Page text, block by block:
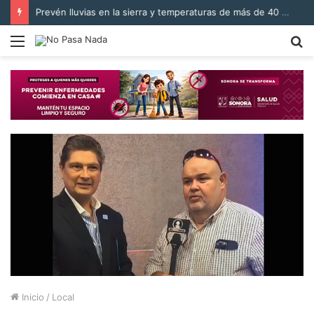
Prevén lluvias en la sierra y temperaturas de más de 40 °C en Sonora
Menú
Inicio / Local